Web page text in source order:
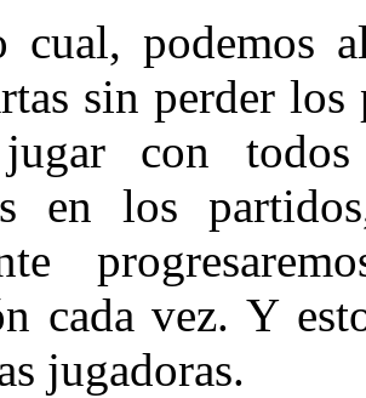
cual, podemos
sin perder
con
en los
cada vez. Y
jugadoras.